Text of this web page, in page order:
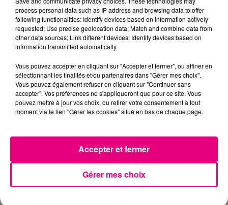
Toulouse : circulation perturbée dans le
secteur François Verdier...
process personal data such as IP address and browsing data to offer
following functionalities: Identify devices based on information actively
requested; Use precise geolocation data; Match and combine data from
other data sources; Link different devices; Identify devices based on
information transmitted automatically.
Vous pouvez accepter en cliquant sur "Accepter et fermer", ou affiner en
sélectionnant les finalités et/ou partenaires dans "Gérer mes choix".
Vous pouvez également refuser en cliquant sur "Continuer sans
accepter". Vos préférences ne s'appliqueront que pour ce site. Vous
pouvez mettre à jour vos choix, ou retirer votre consentement à tout
moment via le lien "Gérer les cookies" situé en bas de chaque page.
Gérer mes choix
Accepter et fermer